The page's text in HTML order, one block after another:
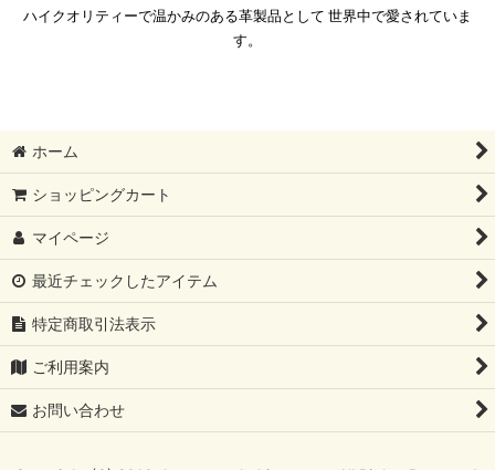
ハイクオリティーで温かみのある革製品として 世界中で愛されていま
す。
ホーム
ショッピングカート
マイページ
最近チェックしたアイテム
特定商取引法表示
ご利用案内
お問い合わせ